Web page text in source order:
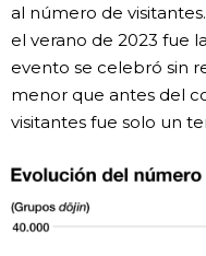
al número de
el verano de 2023 fue
evento se celebró sin
menor que antes del
visitantes fue solo un